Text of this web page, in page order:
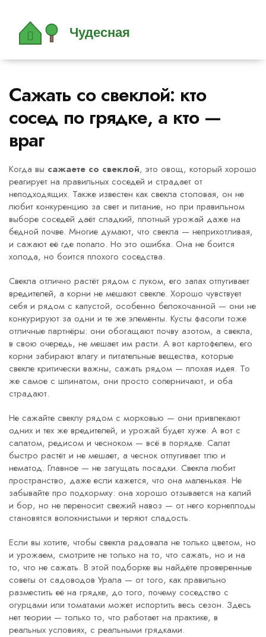
Сажать со свеклой: кто
сосед по грядке, а кто —
враг
Когда вы сажаете со свеклой, это овощ, который хорошо
реагирует на правильных соседей и страдает от
неподходящих. Также известен как свекла столовая, он не
любит конкуренцию за свет и питание, но при правильном
выборе соседей даёт сладкий, плотный урожай даже на
бедной почве. Многие думают, что свекла — неприхотливая,
и сажают её где попало. Но это ошибка. Она не боится
холода, но боится плохого соседства.
Свекла отлично растёт рядом слуком, его запах отпугивает
вредителей, а корни не мешают свекле. Хорошо чувствует
себя и рядом с капустой, особенно белокочанной — они не
конкурируют за одни и те же элементы. Кусты фасоли тоже
отличные партнёры: они обогащают почву азотом, а свекла,
в свою очередь, не мешает им расти. А вот картофелем, его
корни забирают влагу и питательные вещества, которые
свекле критически важны, сажать рядом — плохая идея. То
же самое с шпинатом, они просто соперничают, и оба
страдают.
Не сажайте свеклу рядом с морковью — они привлекают
одних и тех же вредителей, и урожай будет хуже. А вот с
салатом, редисом и чесноком — всё в порядке. Салат
быстро растёт и не мешает, а чеснок отпугивает тлю и
нематод. Главное — не загущать посадки. Свекла любит
пространство, даже если кажется, что она маленькая. Не
забывайте про подкормку: она хорошо отзывается на калий
и бор, но не переносит свежий навоз — от него корнеплоды
становятся волокнистыми и теряют сладость.
Если вы хотите, чтобы свекла радовала не только цветом, но
и урожаем, смотрите не только на то, что сажать, но и на
то, что не сажать. В этой подборке вы найдёте проверенные
советы от садоводов Урала — от того, как правильно
разместить её на грядке, до того, почему соседство с
огурцами или томатами может испортить весь сезон. Здесь
нет теории — только то, что работает на практике, в
реальных условиях, с реальными грядками.